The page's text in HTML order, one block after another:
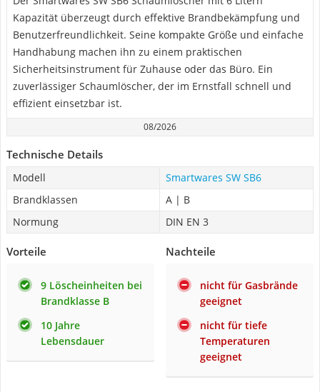
Kapazität überzeugt durch effektive Brandbekämpfung und
Benutzerfreundlichkeit. Seine kompakte Größe und einfache
Handhabung machen ihn zu einem praktischen
Sicherheitsinstrument für Zuhause oder das Büro. Ein
zuverlässiger Schaumlöscher, der im Ernstfall schnell und
effizient einsetzbar ist.
08/2026
Technische Details
Modell
Smartwares SW SB6
Brandklassen
A | B
Normung
DIN EN 3
Vorteile
9 Löscheinheiten bei
Brandklasse B
10 Jahre
Lebensdauer
Nachteile
nicht für Gasbrände
geeignet
nicht für tiefe
Temperaturen
geeignet